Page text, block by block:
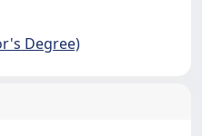
Degree)